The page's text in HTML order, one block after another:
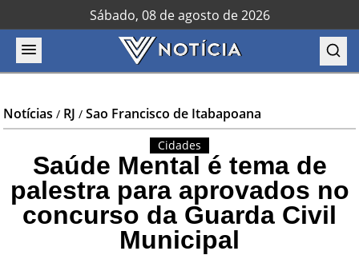
Sábado, 08 de agosto de 2026
Notícias / RJ /Sao Francisco de Itabapoana
Cidades
Saúde Mental é tema de
palestra para aprovados no
concurso da Guarda Civil
Municipal